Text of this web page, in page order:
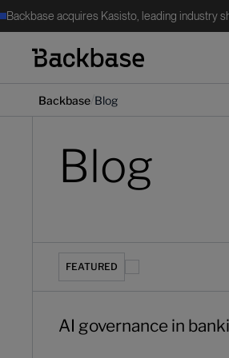
Backbase acquires Kasisto, leading industry
Backbase Blog
Blog
AI governance in banking: what
FEATURED
AI governance in